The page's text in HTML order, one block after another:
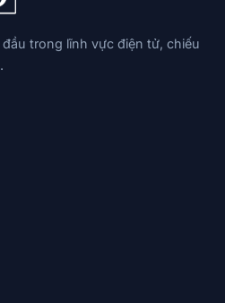
trong lĩnh vực điện tử, chiếu